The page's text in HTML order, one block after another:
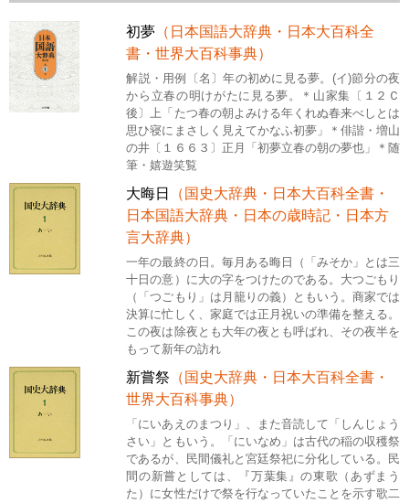
初夢 （日本国語大辞典・日本大百科全
書・世界大百科事典）
解説・用例〔名〕年の初めに見る夢。(イ)節分の夜
から立春の明けがたに見る夢。＊山家集〔１２Ｃ
後〕上「たつ春の朝よみける年くれぬ春来べしとは
思ひ寝にまさしく見えてかなふ初夢」＊俳諧・増山
の井〔１６６３〕正月「初夢立春の朝の夢也」＊随
筆・嬉遊笑覧
大晦日
（国史大辞典・日本大百科全書・
日本国語大辞典・日本の歳時記・日本方
言大辞典）
一年の最終の日。毎月ある晦日（「みそか」とは三
十日の意）に大の字をつけたのである。大つごもり
（「つごもり」は月籠りの義）ともいう。商家では
決算に忙しく、家庭では正月祝いの準備を整える。
この夜は除夜とも大年の夜とも呼ばれ、その夜半を
もって新年の訪れ
新嘗祭 （国史大辞典・日本大百科全書・
世界大百科事典）
「にいあえのまつり」、また音読して「しんじょう
さい」ともいう。「にいなめ」は古代の稲の収穫祭
であるが、民間儀礼と宮廷祭祀に分化している。民
間の新嘗としては、『万葉集』の東歌（あずまう
た）に女性だけで祭を行なっていたことを示す歌二